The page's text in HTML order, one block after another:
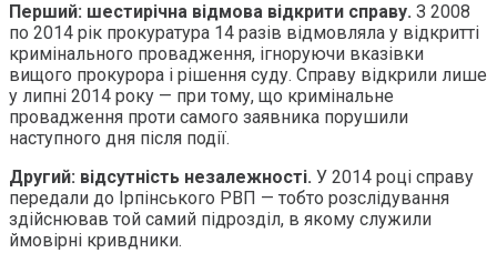
Перший: шестирічна відмова відкрити справу. З 2008
по 2014 рік прокуратура 14 разів відмовляла у відкритті
кримінального провадження, ігноруючи вказівки
вищого прокурора і рішення суду. Справу відкрили лише
у липні 2014 року — при тому, що кримінальне
провадження проти самого заявника порушили
наступного дня після події.
Другий: відсутність незалежності. У 2014 році справу
передали до Ірпінського РВП — тобто розслідування
здійснював той самий підрозділ, в якому служили
ймовірні кривдники.